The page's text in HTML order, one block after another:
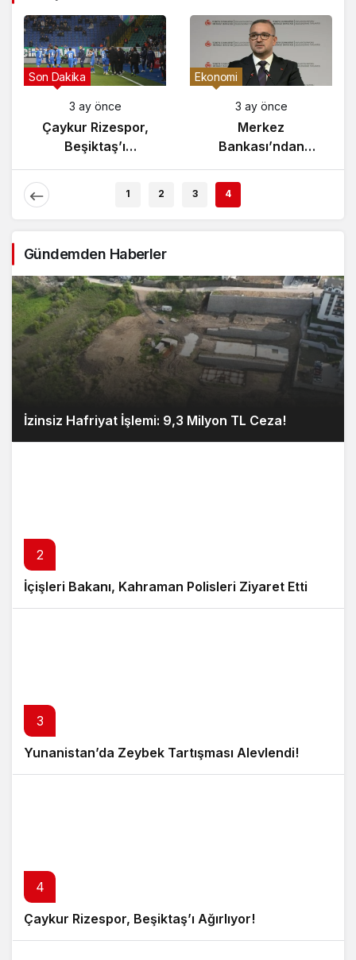
Gündem
3 ay önce
Yunanistan’da
Zeybek Tartışması
Alevlendi!
Son Dakika
3 ay önce
Çaykur Rizespor,
Beşiktaş’ı
Ağırlıyor!
1 2 3 4
Gündemden Haberler
İzinsiz Hafriyat İşlemi: 9,3 Milyon TL Ceza!
2
İçişleri Bakanı, Kahraman Polisleri Ziyaret Etti
3
Yunanistan’da Zeybek Tartışması Alevlendi!
4
Çaykur Rizespor, Beşiktaş’ı Ağırlıyor!